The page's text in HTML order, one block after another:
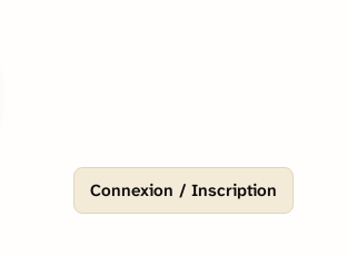
Connexion / Inscription